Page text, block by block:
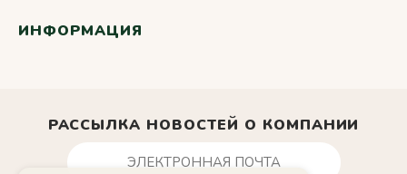
ИНФОРМАЦИЯ
РАССЫЛКА НОВОСТЕЙ О КОМПАНИИ